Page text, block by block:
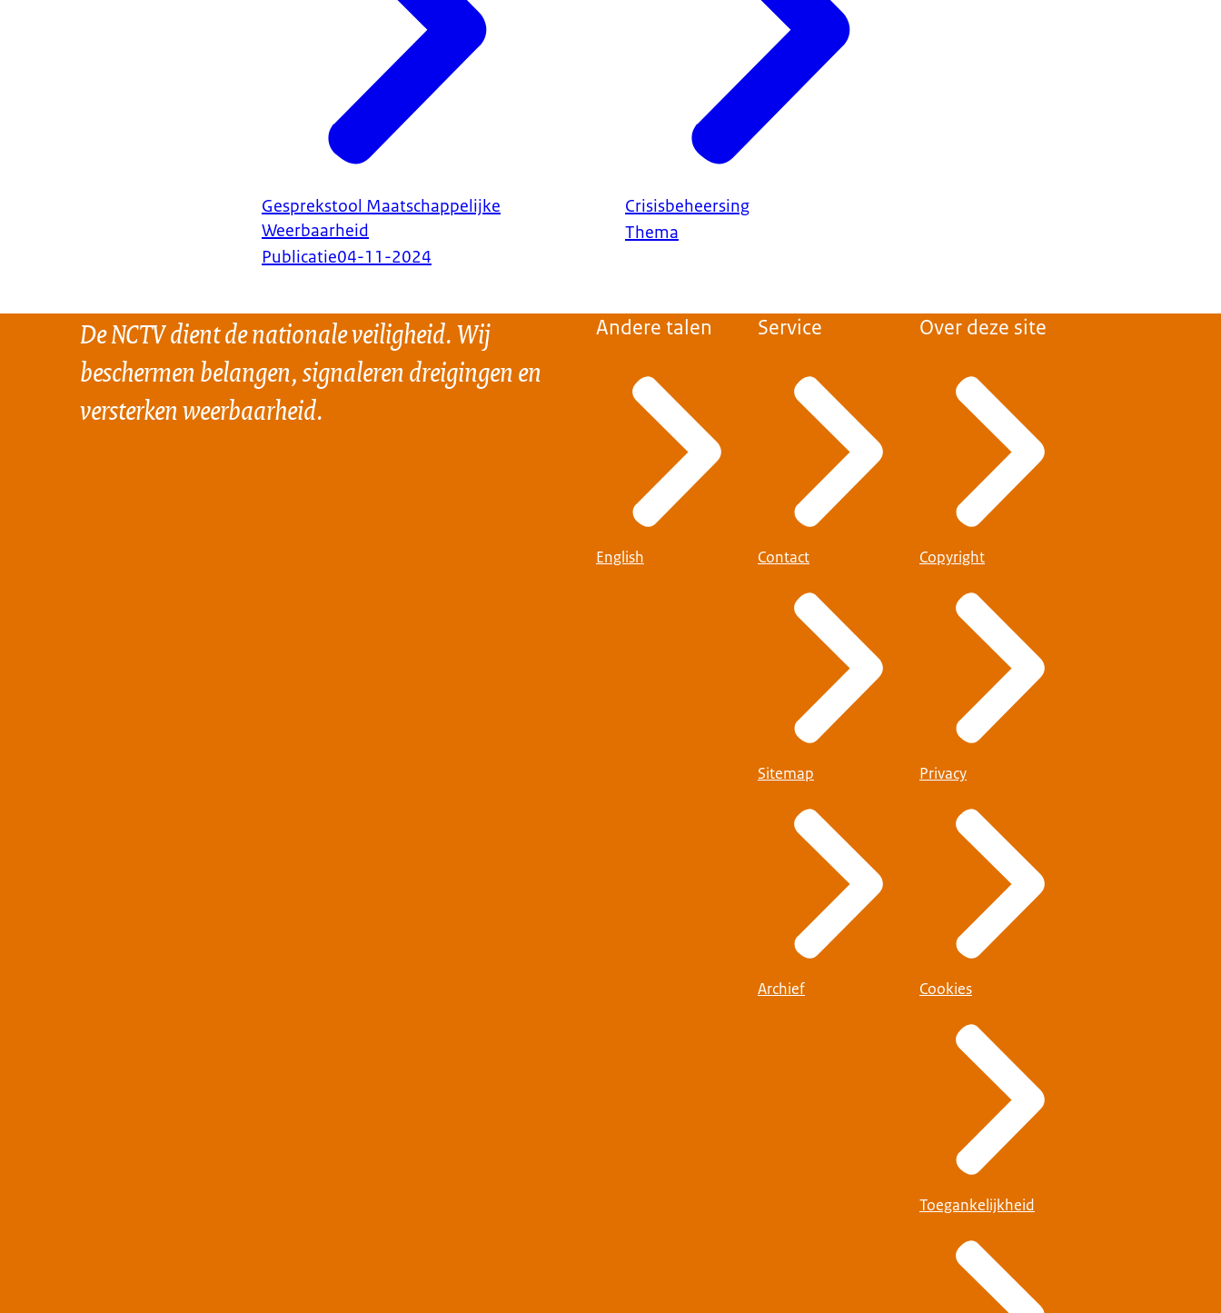
Gesprekstool Maatschappelijke
Weerbaarheid
Publicatie04-11-2024
Crisisbeheersing
Thema
De NCTV dient de nationale veiligheid. Wij
beschermen belangen, signaleren dreigingen en
versterken weerbaarheid.
Andere talen
English
Service
Contact
Sitemap
Archief
Over deze site
Copyright
Privacy
Cookies
Toegankelijkheid